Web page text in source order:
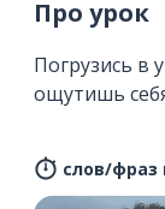
Про урок
Погрузись в
ощутишь
слов/фраз